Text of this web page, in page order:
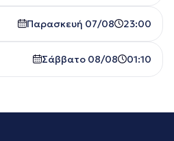
Παρασκευή 07/08 23:00
Σάββατο 08/08 01:10